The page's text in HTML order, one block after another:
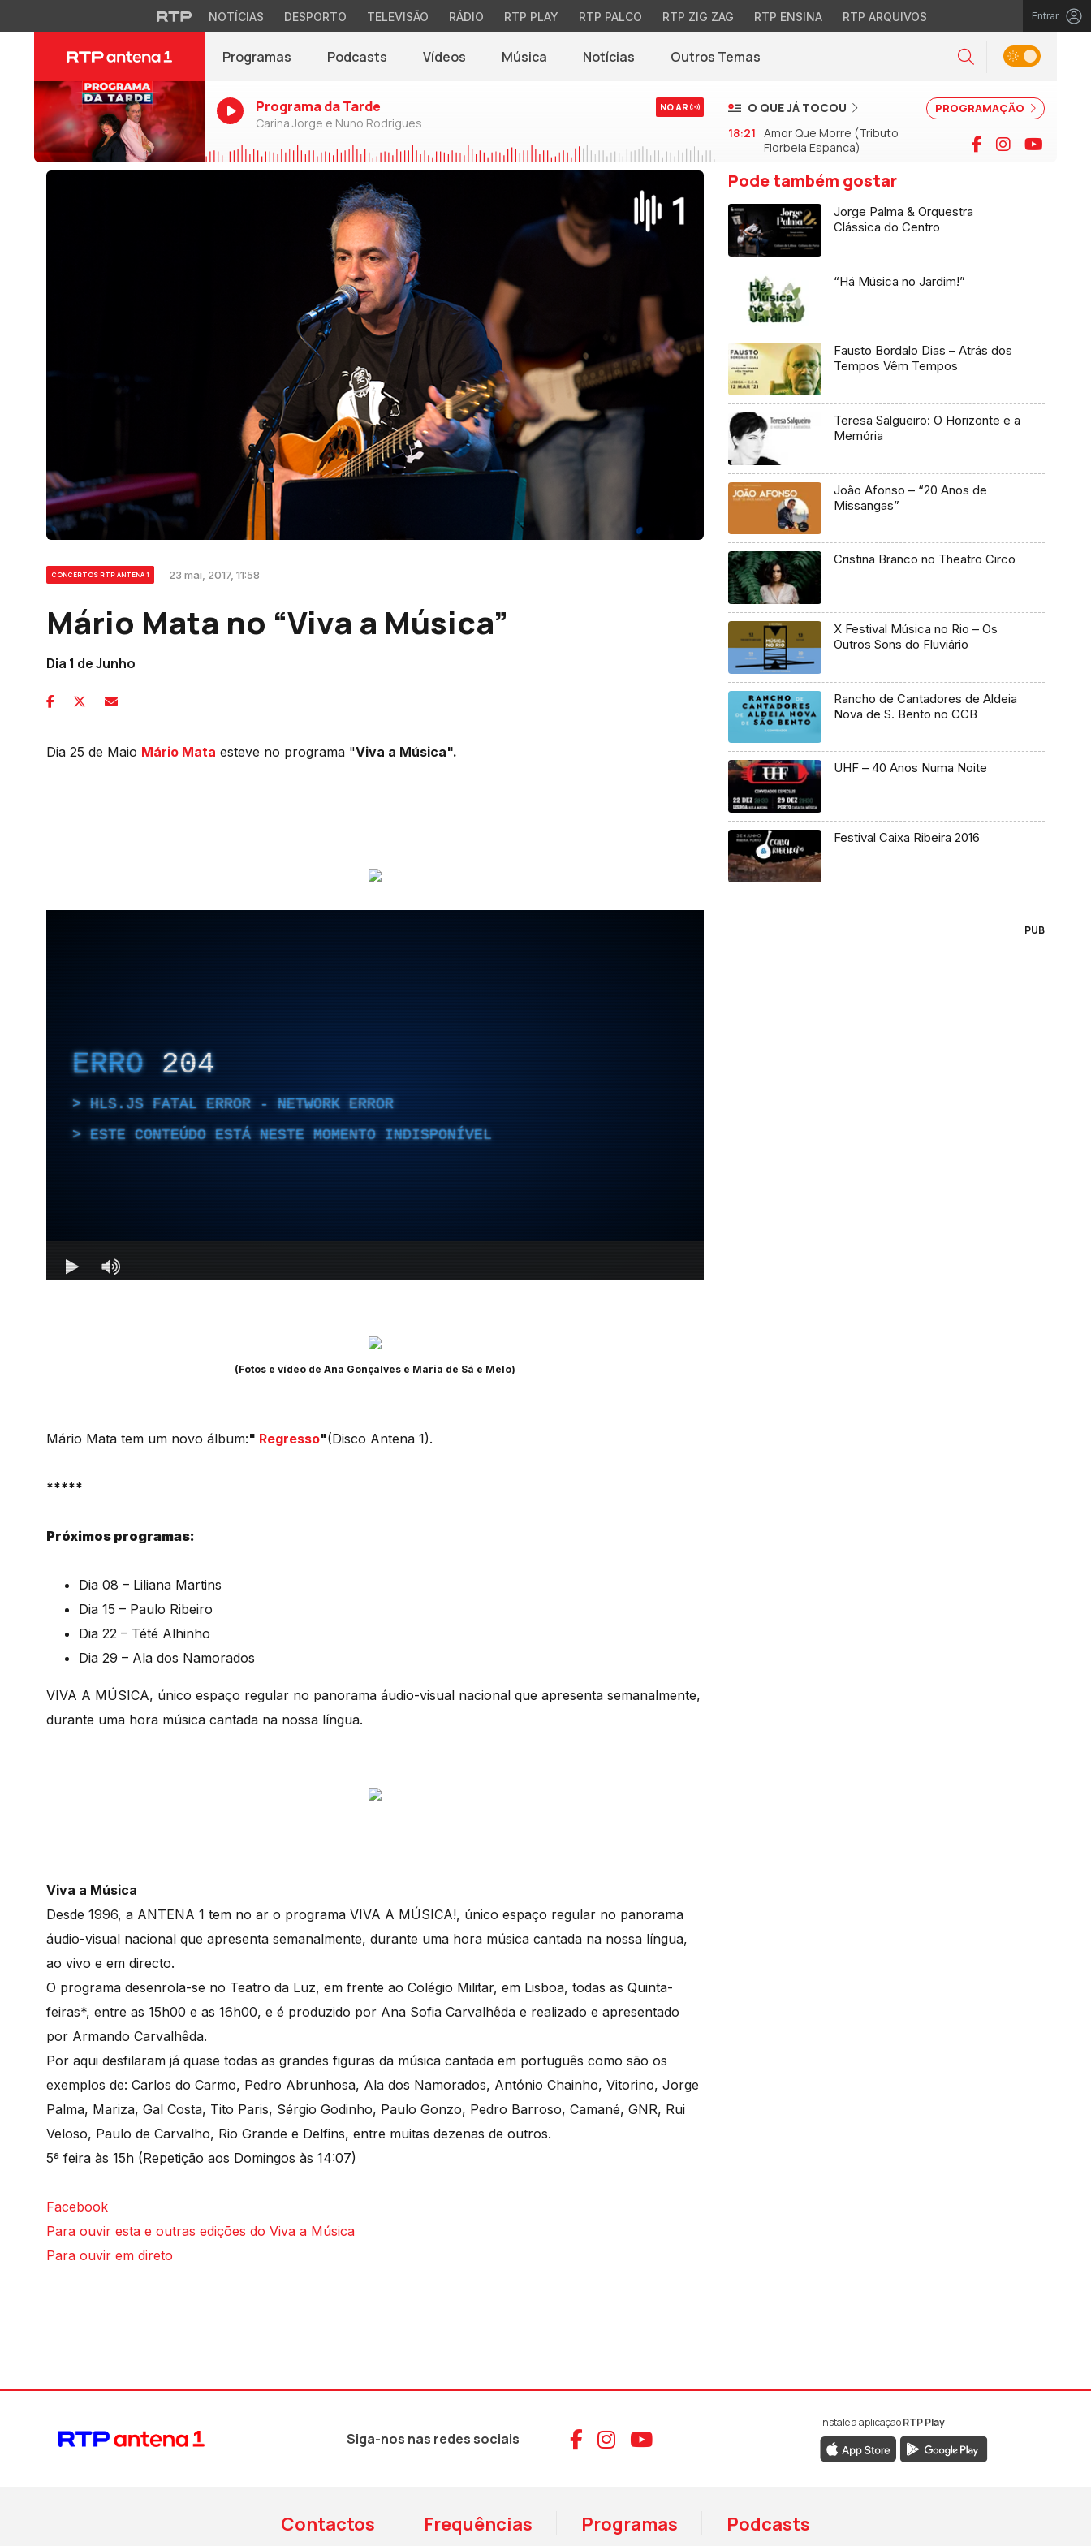
NOTÍCIAS DESPORTO TELEVISÃO RÁDIO RTP PLAY RTP PALCO RTP ZIG ZAG RTP ENSINA RTP ARQUIVOS Entrar
Programas Podcasts Vídeos Música Notícias(abre em nova janela)
Outros Temas Pesquisar
Alternar tema
Programa da Tarde
Carina Jorge e Nuno Rodrigues
NO AR PROGRAMAÇÃO
O QUE JÁ TOCOU
18:21 Amor Que Morre (Tributo
Florbela Espanca)
Facebook
Instagram
CONCERTOS RTP ANTENA 1 23 mai, 2017, 11:58
Mário Mata no “Viva a Música”
Dia 1 de Junho
Dia 25 de Maio Mário Mata esteve no programa "Viva a Música".
(Fotos e vídeo de Ana Gonçalves e Maria de Sá e Melo)
Mário Mata tem um novo álbum:" Regresso"(Disco Antena 1).
*****
Próximos programas:
Dia 08 – Liliana Martins
Dia 15 – Paulo Ribeiro
Dia 22 – Tété Alhinho
Dia 29 – Ala dos Namorados
VIVA A MÚSICA, único espaço regular no panorama áudio-visual nacional que apresenta semanalmente,
durante uma hora música cantada na nossa língua.
Viva a Música
Desde 1996, a ANTENA 1 tem no ar o programa VIVA A MÚSICA!, único espaço regular no panorama
áudio-visual nacional que apresenta semanalmente, durante uma hora música cantada na nossa língua,
ao vivo e em directo.
O programa desenrola-se no Teatro da Luz, em frente ao Colégio Militar, em Lisboa, todas as Quinta-
feiras*, entre as 15h00 e as 16h00, e é produzido por Ana Sofia Carvalhêda e realizado e apresentado
por Armando Carvalhêda.
Por aqui desfilaram já quase todas as grandes figuras da música cantada em português como são os
exemplos de: Carlos do Carmo, Pedro Abrunhosa, Ala dos Namorados, António Chainho, Vitorino, Jorge
Palma, Mariza, Gal Costa, Tito Paris, Sérgio Godinho, Paulo Gonzo, Pedro Barroso, Camané, GNR, Rui
Veloso, Paulo de Carvalho, Rio Grande e Delfins, entre muitas dezenas de outros.
5ª feira às 15h (Repetição aos Domingos às 14:07)
Facebook
Para ouvir esta e outras edições do Viva a Música
Para ouvir em direto
Pode também gostar
Jorge Palma & Orquestra
Clássica do Centro
“Há Música no Jardim!”
Fausto Bordalo Dias – Atrás dos
Tempos Vêm Tempos
Teresa Salgueiro: O Horizonte e a
Memória
João Afonso – “20 Anos de
Missangas”
Cristina Branco no Theatro Circo
X Festival Música no Rio – Os
Outros Sons do Fluviário
Rancho de Cantadores de Aldeia
Nova de S. Bento no CCB
UHF – 40 Anos Numa Noite
Festival Caixa Ribeira 2016
PUB
Siga-nos nas redes sociais Aceder ao Facebook da RTP Antena 1
Aceder ao Instagram da RTP Antena 1
Aceder ao YouTube da RTP Antena 1
Instale a aplicaçãoRTP Play
Contactos Frequências Programas Podcasts